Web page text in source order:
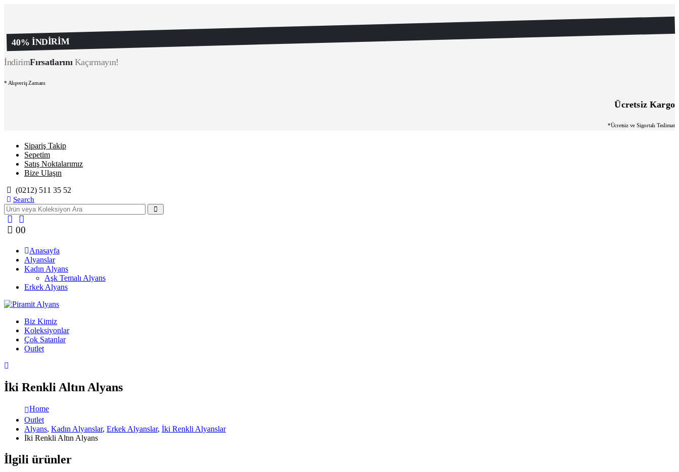
40% İNDİRİM
İndirimFırsatlarınıKaçırmayın!
* Alışveriş Zamanı
Ücretsiz Kargo
*Ücretsiz ve Sigortalı Teslimat
Sipariş Takip
Sepetim
Satış Noktalarımız
Bize Ulaşın
(0212) 511 35 52
Search
00
Anasayfa
Alyanslar
Kadın Alyans
Aşk Temalı Alyans
Erkek Alyans
Biz Kimiz
Koleksiyonlar
Çok Satanlar
Outlet
İki Renkli Altın Alyans
Home
Outlet
Alyans, Kadın Alyanslar, Erkek Alyanslar, İki Renkli Alyanslar
İki Renkli Altın Alyans
İlgili ürünler